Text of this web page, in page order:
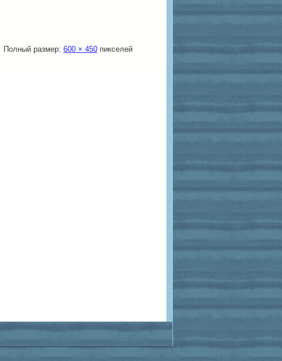
Полный размер: 600 × 450 пикселей